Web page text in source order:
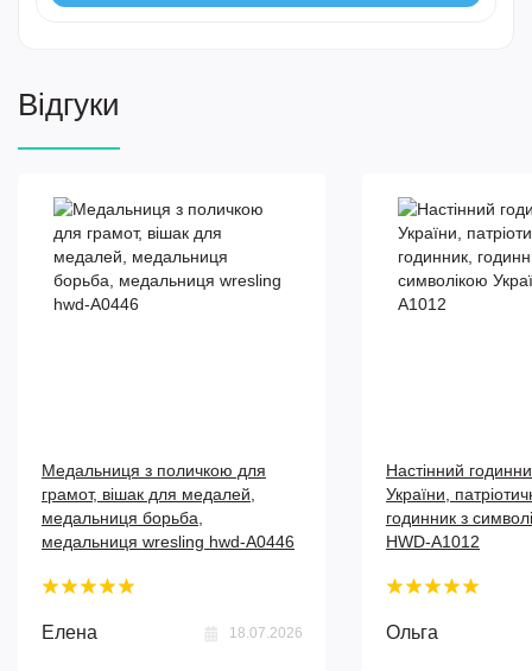
Відгуки
Медальниця з поличкою для
грамот, вішак для медалей,
медальниця борьба,
медальниця wresling hwd-А0446
Елена 18.07.2026
Настінний
України,
годинник з
HWD-A1012
Ольга